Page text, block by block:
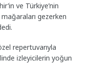
ve Türkiye’nin
gezerken
repertuvarıyla
izleyicilerin yoğun